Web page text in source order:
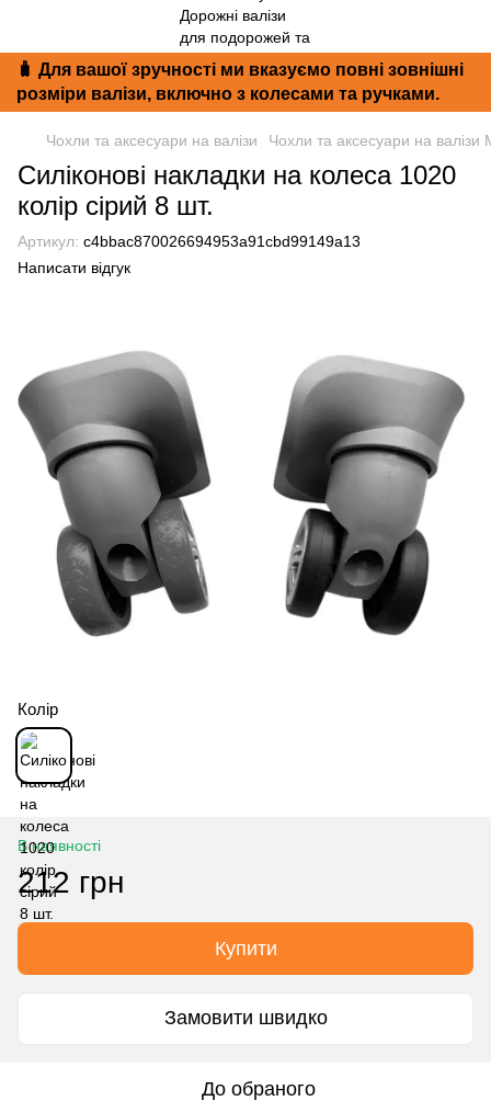
🧳 Для вашої зручності ми вказуємо повні зовнішні
розміри валізи, включно з колесами та ручками.
Чохли та аксесуари на валізи Чохли та аксесуари на валізи
Силіконові накладки на колеса 1020
колір сірий 8 шт.
Артикул: c4bbac870026694953a91cbd99149a13
Написати відгук
Колір
В наявності
212 грн
Купити
Замовити швидко
До обраного